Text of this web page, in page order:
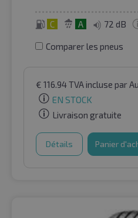
C A 72 dB
Comparer les pneus
€ 116.94TVA incluse par
EN STOCK
Livraison gratuite
Détails Panier